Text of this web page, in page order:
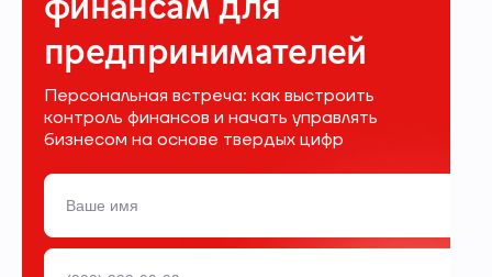
предпринимателей
Персональная встреча: как выстроить
контроль финансов и начать управлять
бизнесом на основе твердых цифр